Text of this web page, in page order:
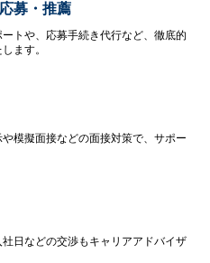
募・推薦
トや、応募手続き代行など、徹底的
ます。
模擬面接などの面接対策で、サポー
日などの交渉もキャリアアドバイザ